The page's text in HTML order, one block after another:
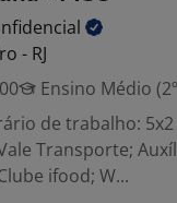
- RJ
Ensino Médio
de trabalho: 5x2
Transporte;
ifood; W...